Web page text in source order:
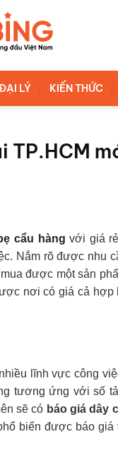
LÝ KIẾN THỨC
TP.HCM
cẩu hàng với giá
Nắm rõ được nhu
được một sản
nơi có giá cả hợp
lĩnh vực công
tương ứng với số
sẽ có báo giá dây
biến được báo giá